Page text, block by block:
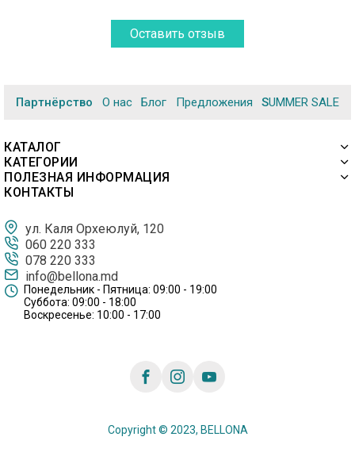
Оставить отзыв
Партнёрство О нас Блог Предложения SUMMER SALE
КАТАЛОГ
КАТЕГОРИИ
ПОЛЕЗНАЯ ИНФОРМАЦИЯ
КОНТАКТЫ
ул. Каля Орхеюлуй, 120
060 220 333
078 220 333
info@bellona.md
Понедельник - Пятница: 09:00 - 19:00
Суббота: 09:00 - 18:00
Воскресенье: 10:00 - 17:00
Copyright © 2023, BELLONA